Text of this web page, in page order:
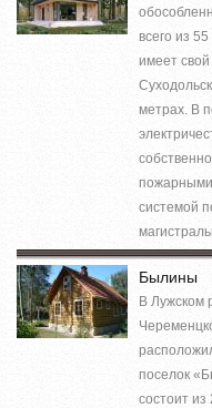
всего из
имеет свой
метрах. В
пожарными
системой
Былины
В Лужском
поселок
состоит из